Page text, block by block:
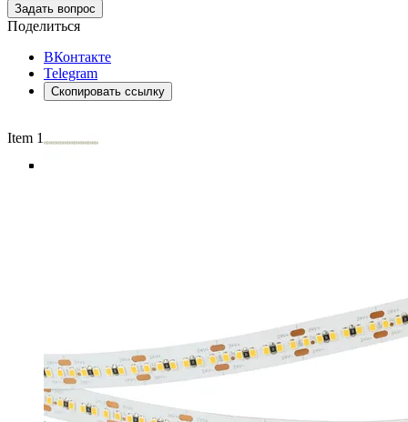
Задать вопрос
Поделиться
ВКонтакте
Telegram
Скопировать ссылку
Item 1 of 5